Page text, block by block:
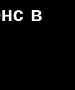
в